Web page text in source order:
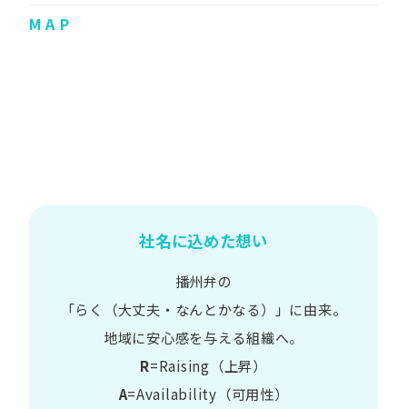
M A P
社名に込めた想い
播州弁の
​「らく​（大丈夫・なんとかなる）」に​由来。
地域に​安心感を​与える​組織へ。
R=Raising（上昇）
A=Availability​（可用性）